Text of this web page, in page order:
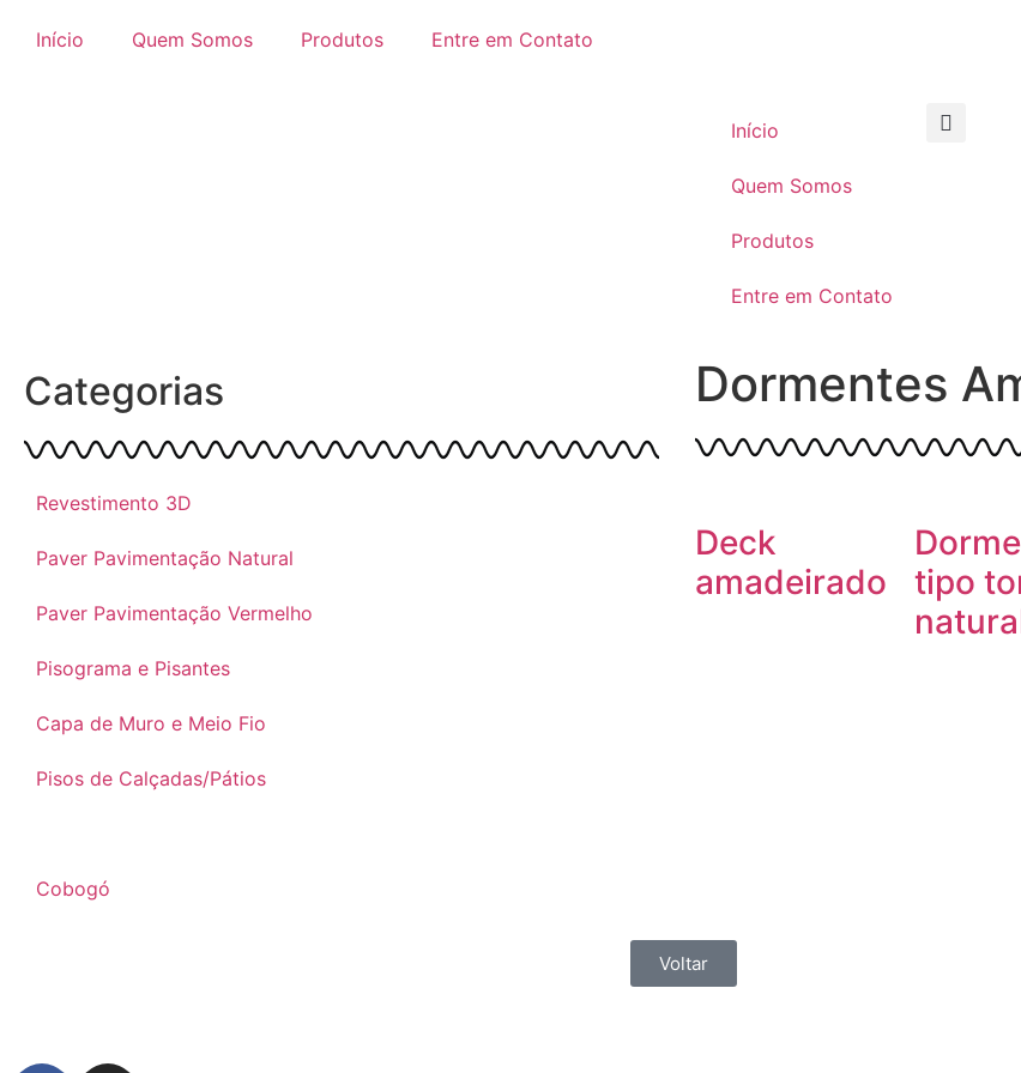
Início Quem Somos Produtos Entre em Contato
Início
Quem Somos
Produtos
Entre em Contato
Categorias
Revestimento 3D
Paver Pavimentação Natural
Paver Pavimentação Vermelho
Pisograma e Pisantes
Capa de Muro e Meio Fio
Pisos de Calçadas/Pátios
Cobogó
Dormentes
Deck
amadeirado
tipo
Voltar